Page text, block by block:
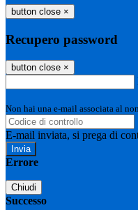
button close ×
Recupero password
button close ×
Non hai una e-mail associata al
E-mail inviata, si prega di
Errore
Chiudi
Successo